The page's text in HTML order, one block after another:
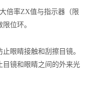
倍率ZX值与指示器（限
位环。
眼睛接触和刮擦目镜。
目镜和眼睛之间的外来光